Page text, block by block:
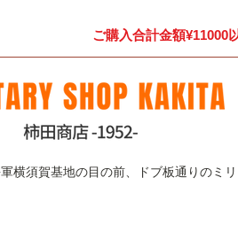
ご購入合計金額¥11000
横須賀基地の目の前、ドブ板通りのミ